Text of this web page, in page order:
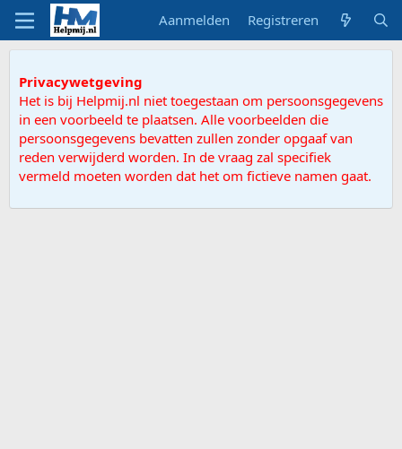
Aanmelden Registreren
Privacywetgeving
Het is bij Helpmij.nl niet toegestaan om persoonsgegevens
in een voorbeeld te plaatsen. Alle voorbeelden die
persoonsgegevens bevatten zullen zonder opgaaf van
reden verwijderd worden. In de vraag zal specifiek
vermeld moeten worden dat het om fictieve namen gaat.